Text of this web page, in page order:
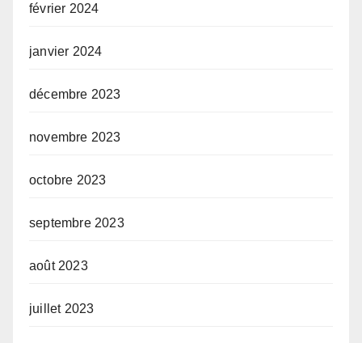
février 2024
janvier 2024
décembre 2023
novembre 2023
octobre 2023
septembre 2023
août 2023
juillet 2023